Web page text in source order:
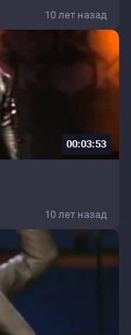
10 лет назад
00:03:53
10 лет назад